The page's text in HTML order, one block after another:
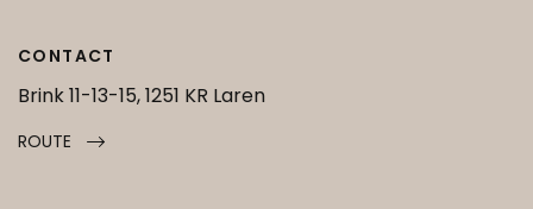
CONTACT
Brink 11-13-15, 1251 KR Laren
ROUTE